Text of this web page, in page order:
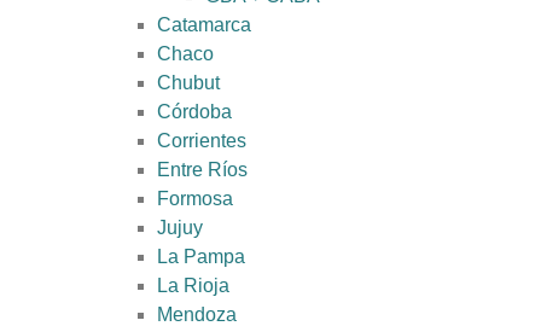
Catamarca
Chaco
Chubut
Córdoba
Corrientes
Entre Ríos
Formosa
Jujuy
La Pampa
La Rioja
Mendoza